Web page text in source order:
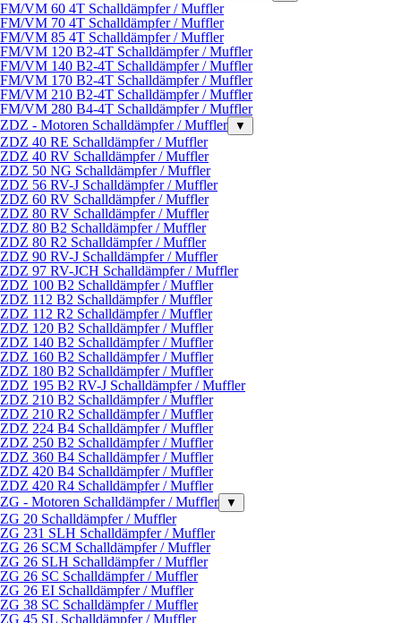
FM/VM 60 4T Schalldämpfer / Muffler
FM/VM 70 4T Schalldämpfer / Muffler
FM/VM 85 4T Schalldämpfer / Muffler
FM/VM 120 B2-4T Schalldämpfer / Muffler
FM/VM 140 B2-4T Schalldämpfer / Muffler
FM/VM 170 B2-4T Schalldämpfer / Muffler
FM/VM 210 B2-4T Schalldämpfer / Muffler
FM/VM 280 B4-4T Schalldämpfer / Muffler
ZDZ - Motoren Schalldämpfer / Muffler
▼
ZDZ 40 RE Schalldämpfer / Muffler
ZDZ 40 RV Schalldämpfer / Muffler
ZDZ 50 NG Schalldämpfer / Muffler
ZDZ 56 RV-J Schalldämpfer / Muffler
ZDZ 60 RV Schalldämpfer / Muffler
ZDZ 80 RV Schalldämpfer / Muffler
ZDZ 80 B2 Schalldämpfer / Muffler
ZDZ 80 R2 Schalldämpfer / Muffler
ZDZ 90 RV-J Schalldämpfer / Muffler
ZDZ 97 RV-JCH Schalldämpfer / Muffler
ZDZ 100 B2 Schalldämpfer / Muffler
ZDZ 112 B2 Schalldämpfer / Muffler
ZDZ 112 R2 Schalldämpfer / Muffler
ZDZ 120 B2 Schalldämpfer / Muffler
ZDZ 140 B2 Schalldämpfer / Muffler
ZDZ 160 B2 Schalldämpfer / Muffler
ZDZ 180 B2 Schalldämpfer / Muffler
ZDZ 195 B2 RV-J Schalldämpfer / Muffler
ZDZ 210 B2 Schalldämpfer / Muffler
ZDZ 210 R2 Schalldämpfer / Muffler
ZDZ 224 B4 Schalldämpfer / Muffler
ZDZ 250 B2 Schalldämpfer / Muffler
ZDZ 360 B4 Schalldämpfer / Muffler
ZDZ 420 B4 Schalldämpfer / Muffler
ZDZ 420 R4 Schalldämpfer / Muffler
ZG - Motoren Schalldämpfer / Muffler
▼
ZG 20 Schalldämpfer / Muffler
ZG 231 SLH Schalldämpfer / Muffler
ZG 26 SCM Schalldämpfer / Muffler
ZG 26 SLH Schalldämpfer / Muffler
ZG 26 SC Schalldämpfer / Muffler
ZG 26 EI Schalldämpfer / Muffler
ZG 38 SC Schalldämpfer / Muffler
ZG 45 SL Schalldämpfer / Muffler